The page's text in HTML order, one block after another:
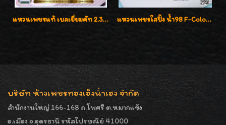
แหวนเพชรแท้ เบลเยี่ยมคัท 2.39 กะรัต น้ำ 98 F-Color/VVS ดีไซน์หน้ากว้างหรูเต็มนิ้ว แหวนเพชรใสปิ๊ง น้ำ98 F-Color/VVS1 น้ำหนักเพชรรวม 2.56 กะรัต ใส่เต็มนิ้วเพชรเป็นน้ำเป็นเนื้อสวยมากๆค่ะ
บริษัท ห้างเพชรทองเอ็งน่ำเฮง จำกัด
สำนักงานใหญ่ 166-168 ถ.โพศรี ต.หมากแข้ง
อ.เมือง จ.อุดรธานี รหัสไปรษณีย์ 41000